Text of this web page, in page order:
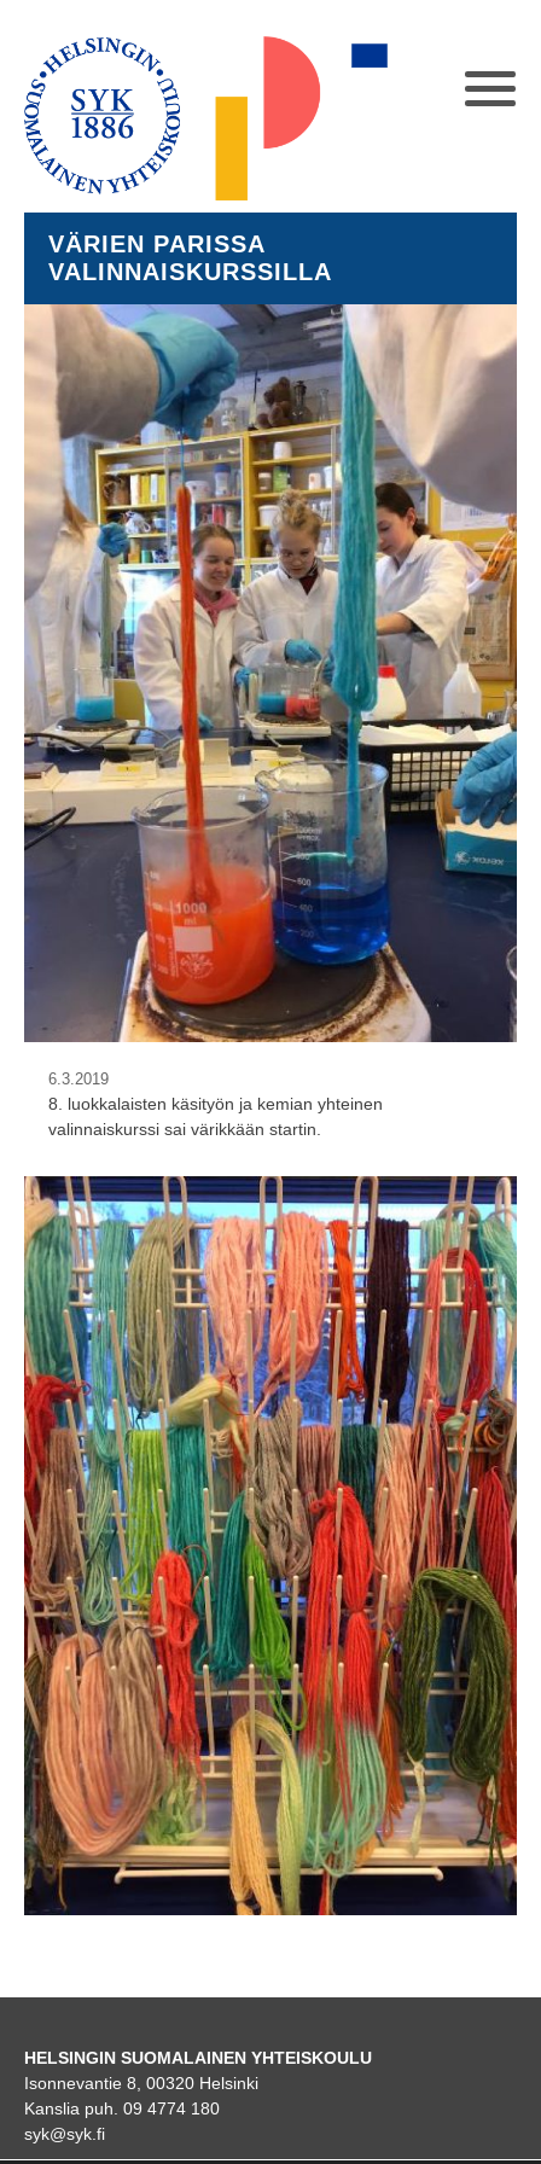
VÄRIEN PARISSA
VALINNAISKURSSILLA
6.3.2019
8. luokkalaisten käsityön ja kemian yhteinen
valinnaiskurssi sai värikkään startin.
HELSINGIN SUOMALAINEN YHTEISKOULU
Isonnevantie 8, 00320 Helsinki
Kanslia puh. 09 4774 180
syk@syk.fi